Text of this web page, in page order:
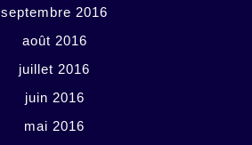
septembre 2016
août 2016
juillet 2016
juin 2016
mai 2016